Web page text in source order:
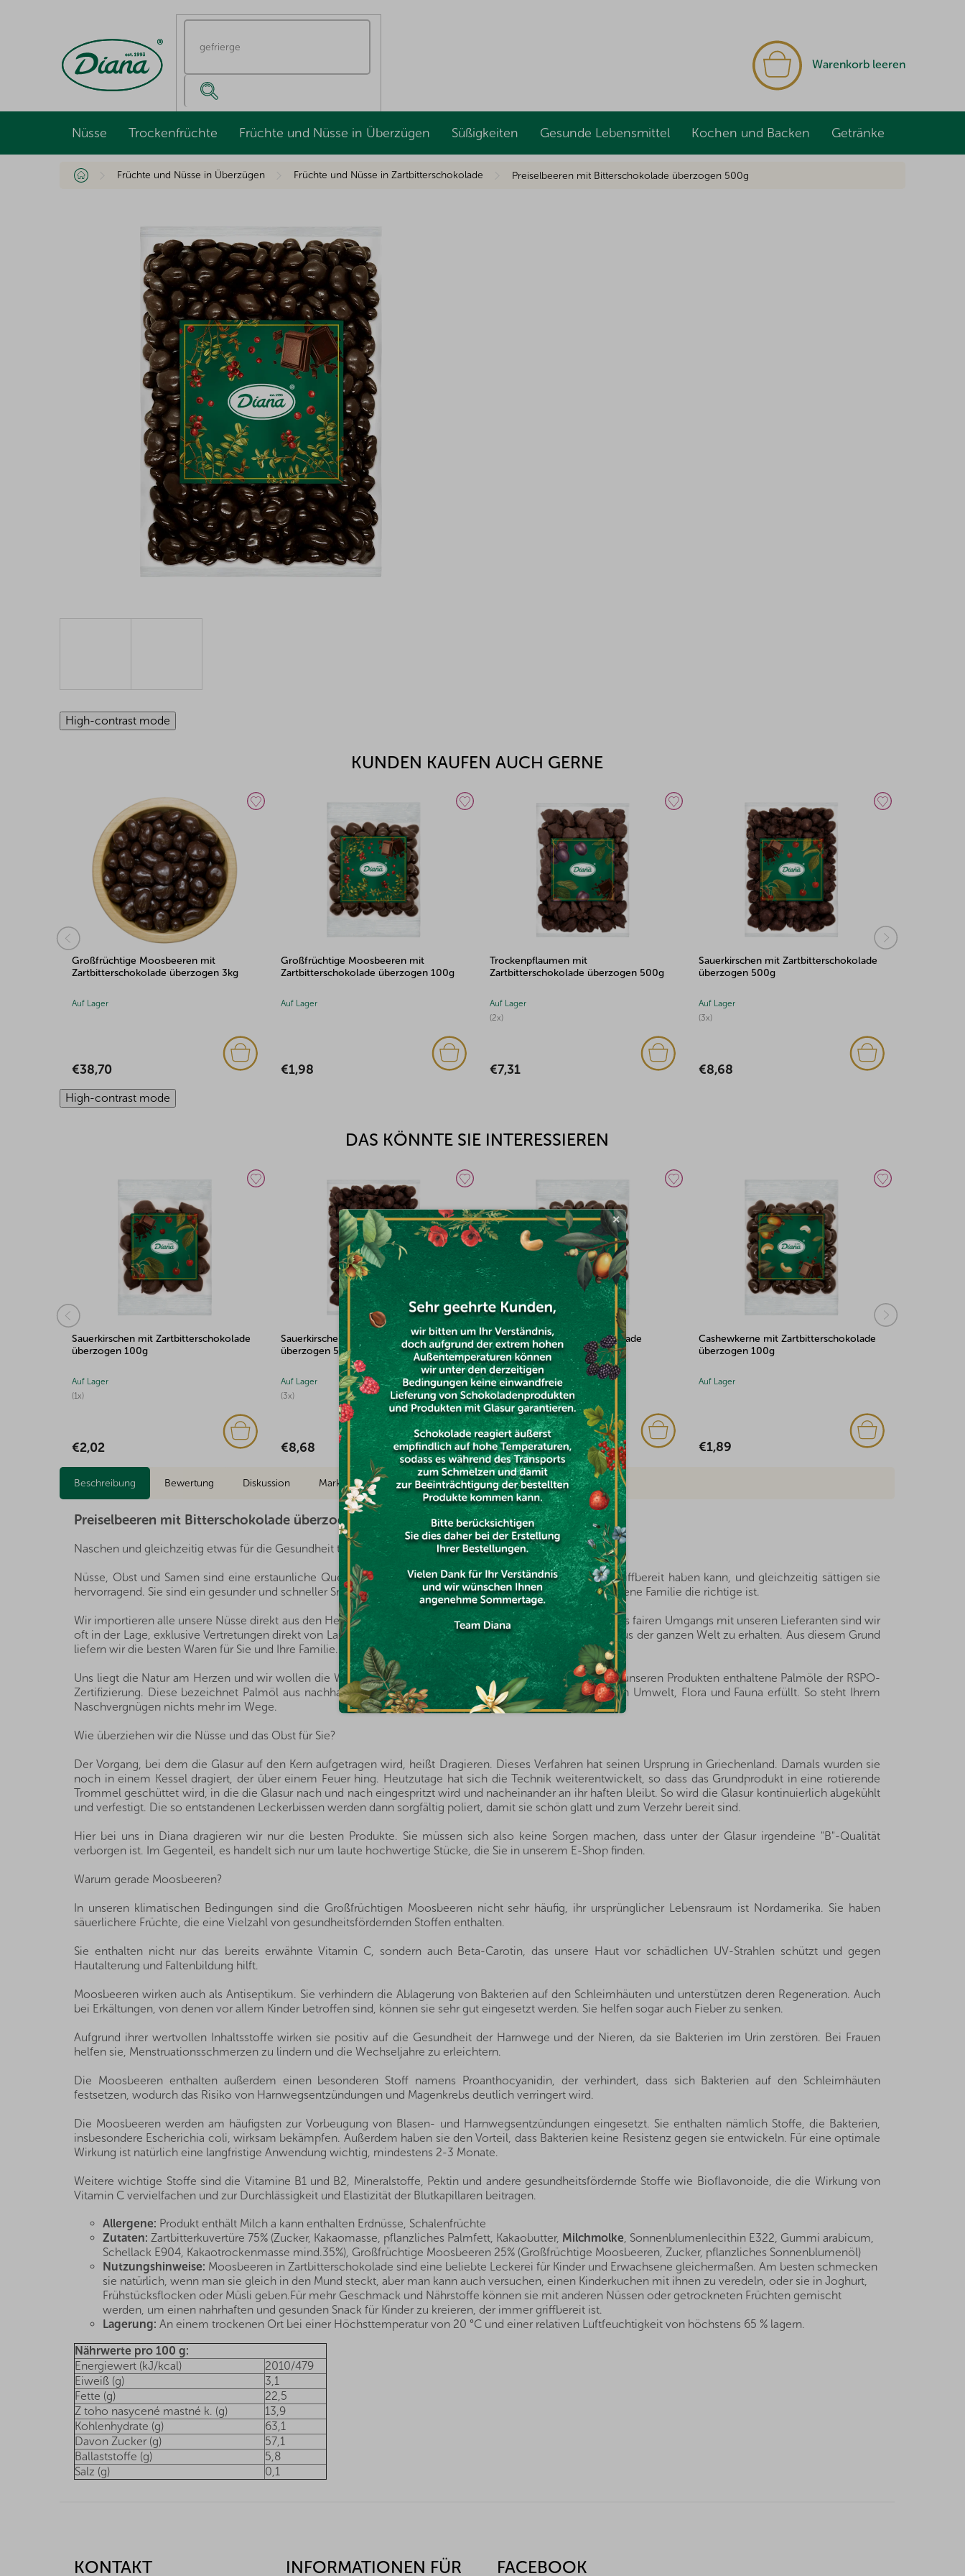
Warenkorb leeren
Nüsse Trockenfrüchte Früchte und Nüsse in Überzügen Süßigkeiten Gesunde Lebensmittel Kochen und Backen Getränke
StartseiteFrüchte und Nüsse in Überzügen Früchte und Nüsse in Zartbitterschokolade Preiselbeeren mit Bitterschokolade überzogen 500g
High-contrast mode
KUNDEN KAUFEN AUCH GERNE
Moosbeeren mit
überzogen 3kg
Großfrüchtige Moosbeeren mit
Zartbitterschokolade überzogen 100g
Trockenpflaumen mit
Zartbitterschokolade überzogen 500g
Sauerkirschen mit Zartbitterschokolade
überzogen 500g
Kirschen mit
High-contrast mode
DAS KÖNNTE SIE INTERESSIEREN
Sauerkirschen mit Zartbitterschokolade
überzogen 100g
(1x)
Auf Lager
€2,02
Sauerkirschen mit Zartbitterschokolade
überzogen 500g
(3x)
Auf Lager
€8,68
Rosinen mit Zartbitterschokolade
überzogen 100g
Auf Lager
€1,67
Cashewkerne mit Zartbitterschokolade
überzogen 100g
Auf Lager
€1,89
Beschreibung Bewertung Diskussion Marke
Preiselbeeren mit Bitterschokolade überzogen 500g
Naschen und gleichzeitig etwas für die Gesundheit tun? Es ist möglich.
Nüsse, Obst und Samen sind eine erstaunliche Quelle für gesundheitsfördernde Stoffe, die man immer griffbereit haben kann, und gleichzeitig sättigen sie
hervorragend. Sie sind ein gesunder und schneller Snack, man muss nur auswählen, welche Sorte für die eigene Familie die richtige ist.
Wir importieren alle unsere Nüsse direkt aus den Herkunftsländern, und dank der guten Beziehungen und des fairen Umgangs mit unseren Lieferanten sind wir
oft in der Lage, exklusive Vertretungen direkt von Landwirten und Anbauern der besten Nüsse und Früchte aus der ganzen Welt zu erhalten. Aus diesem Grund
liefern wir die besten Waren für Sie und Ihre Familie.
Uns liegt die Natur am Herzen und wir wollen die Welt verbessern. Aus diesem Grund entsprechen alle in unseren Produkten enthaltene Palmöle der RSPO-
Zertifizierung. Diese bezeichnet Palmöl aus nachhaltiger Produktion, das strenge Kriterien zum Schutz von Umwelt, Flora und Fauna erfüllt. So steht Ihrem
Naschvergnügen nichts mehr im Wege.
Wie überziehen wir die Nüsse und das Obst für Sie?
Der Vorgang, bei dem die Glasur auf den Kern aufgetragen wird, heißt Dragieren. Dieses Verfahren hat seinen Ursprung in Griechenland. Damals wurden sie
noch in einem Kessel dragiert, der über einem Feuer hing. Heutzutage hat sich die Technik weiterentwickelt, so dass das Grundprodukt in eine rotierende
Trommel geschüttet wird, in die die Glasur nach und nach eingespritzt wird und nacheinander an ihr haften bleibt. So wird die Glasur kontinuierlich abgekühlt
und verfestigt. Die so entstandenen Leckerbissen werden dann sorgfältig poliert, damit sie schön glatt und zum Verzehr bereit sind.
Hier bei uns in Diana dragieren wir nur die besten Produkte. Sie müssen sich also keine Sorgen machen, dass unter der Glasur irgendeine "B"-Qualität
verborgen ist. Im Gegenteil, es handelt sich nur um laute hochwertige Stücke, die Sie in unserem E-Shop finden.
Warum gerade Moosbeeren?
In unseren klimatischen Bedingungen sind die Großfrüchtigen Moosbeeren nicht sehr häufig, ihr ursprünglicher Lebensraum ist Nordamerika. Sie haben
säuerlichere Früchte, die eine Vielzahl von gesundheitsfördernden Stoffen enthalten.
Sie enthalten nicht nur das bereits erwähnte Vitamin C, sondern auch Beta-Carotin, das unsere Haut vor schädlichen UV-Strahlen schützt und gegen
Hautalterung und Faltenbildung hilft.
Moosbeeren wirken auch als Antiseptikum. Sie verhindern die Ablagerung von Bakterien auf den Schleimhäuten und unterstützen deren Regeneration. Auch
bei Erkältungen, von denen vor allem Kinder betroffen sind, können sie sehr gut eingesetzt werden. Sie helfen sogar auch Fieber zu senken.
Aufgrund ihrer wertvollen Inhaltsstoffe wirken sie positiv auf die Gesundheit der Harnwege und der Nieren, da sie Bakterien im Urin zerstören. Bei Frauen
helfen sie, Menstruationsschmerzen zu lindern und die Wechseljahre zu erleichtern.
Die Moosbeeren enthalten außerdem einen besonderen Stoff namens Proanthocyanidin, der verhindert, dass sich Bakterien auf den Schleimhäuten
festsetzen, wodurch das Risiko von Harnwegsentzündungen und Magenkrebs deutlich verringert wird.
Die Moosbeeren werden am häufigsten zur Vorbeugung von Blasen- und Harnwegsentzündungen eingesetzt. Sie enthalten nämlich Stoffe, die Bakterien,
insbesondere Escherichia coli, wirksam bekämpfen. Außerdem haben sie den Vorteil, dass Bakterien keine Resistenz gegen sie entwickeln. Für eine optimale
Wirkung ist natürlich eine langfristige Anwendung wichtig, mindestens 2-3 Monate.
Weitere wichtige Stoffe sind die Vitamine B1 und B2, Mineralstoffe, Pektin und andere gesundheitsfördernde Stoffe wie Bioflavonoide, die die Wirkung von
Vitamin C vervielfachen und zur Durchlässigkeit und Elastizität der Blutkapillaren beitragen.
Allergene: Produkt enthält Milch a kann enthalten Erdnüsse, Schalenfrüchte
Zutaten: Zartbitterkuvertüre 75% (Zucker, Kakaomasse, pflanzliches Palmfett, Kakaobutter, Milchmolke , Sonnenblumenlecithin E322, Gummi arabicum,
Schellack E904, Kakaotrockenmasse mind.35%), Großfrüchtige Moosbeeren 25% (Großfrüchtige Moosbeeren, Zucker, pflanzliches Sonnenblumenöl)
Nutzungshinweise: Moosbeeren in Zartbitterschokolade sind eine beliebte Leckerei für Kinder und Erwachsene gleichermaßen. Am besten schmecken
sie natürlich, wenn man sie gleich in den Mund steckt, aber man kann auch versuchen, einen Kinderkuchen mit ihnen zu veredeln, oder sie in Joghurt,
Frühstücksflocken oder Müsli geben.Für mehr Geschmack und Nährstoffe können sie mit anderen Nüssen oder getrockneten Früchten gemischt
werden, um einen nahrhaften und gesunden Snack für Kinder zu kreieren, der immer griffbereit ist.
Lagerung: An einem trockenen Ort bei einer Höchsttemperatur von 20 °C und einer relativen Luftfeuchtigkeit von höchstens 65 % lagern.
Nährwerte pro 100 g:
Energiewert (kJ/kcal)
2010/479
Eiweiß (g)
3,1
Fette (g)
22,5
Z toho nasycené mastné k. (g)
13,9
Kohlenhydrate (g)
63,1
Davon Zucker (g)
57,1
Ballaststoffe (g)
5,8
Salz (g)
0,1
KONTAKT INFORMATIONEN FÜR FACEBOOK
×